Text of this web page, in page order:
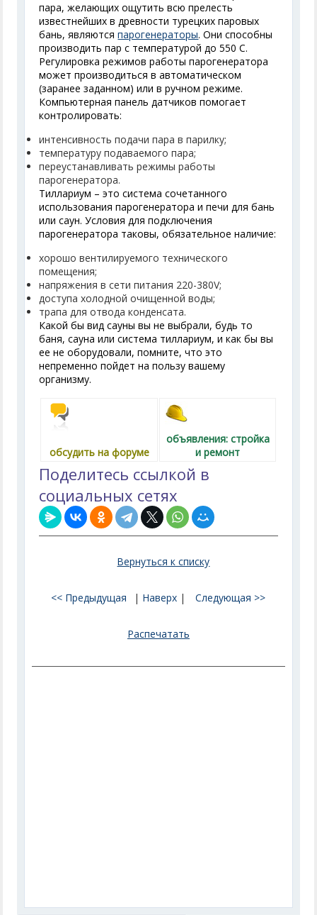
пара, желающих ощутить всю прелесть
известнейших в древности турецких паровых
бань, являютсяпарогенераторы. Они способны
производить пар с температурой до 550 С.
Регулировка режимов работы парогенератора
может производиться в автоматическом
(заранее заданном) или в ручном режиме.
Компьютерная панель датчиков помогает
контролировать:
интенсивность подачи пара в парилку;
температуру подаваемого пара;
переустанавливать режимы работы
парогенератора.
Тиллариум – это система сочетанного
использования парогенератора и печи для бань
или саун. Условия для подключения
парогенератора таковы, обязательное наличие:
хорошо вентилируемого технического
помещения;
напряжения в сети питания 220-380V;
доступа холодной очищенной воды;
трапа для отвода конденсата.
Какой бы вид сауны вы не выбрали, будь то
баня, сауна или система тиллариум, и как бы вы
ее не оборудовали, помните, что это
непременно пойдет на пользу вашему
организму.
обсудить на форуме
объявления: стройка
и ремонт
Поделитесь ссылкой в
социальных сетях
Вернуться к списку
<< Предыдущая | Наверх | Следующая >>
Распечатать